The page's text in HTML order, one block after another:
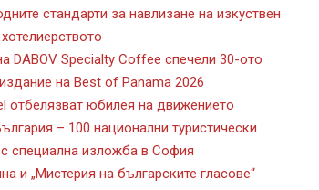
стандарти за навлизане на изкуствен
DABOV Specialty Coffee спечели 30-ото
на Best of Panama 2026
отбелязват юбилея на движението
– 100 национални туристически
специална изложба в София
и „Мистерия на българските гласове“